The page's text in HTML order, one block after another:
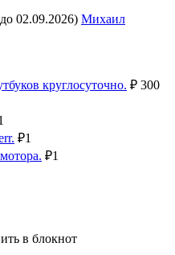
02.09.2026) Михаил
круглосуточно. ₽ 300
₽1
₽1
в блокнот